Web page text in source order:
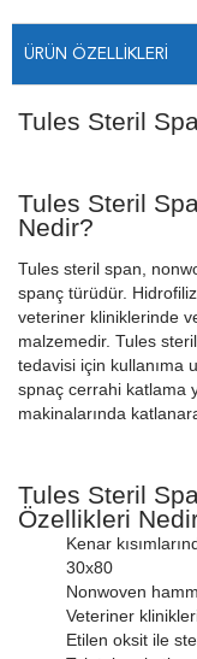
ÜRÜN ÖZELLIKLERI
Tules Steril
Tules Steril
Nedir?
Tules steril span,
spanç türüdür.
veteriner kliniklerinde
malzemedir. Tules
tedavisi için kullanıma
spnaç cerrahi katlama
makinalarında
Tules Steril
Özellikleri
Kenar
30x80
Nonwoven
Veteriner
Etilen oksit ile